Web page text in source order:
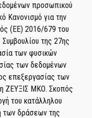
προσωπικού
Κανονισμό για την
(ΕΕ) 2016/679 του
της 27ης
των φυσικών
των δεδομένων
επεξεργασίας των
ΖΕΥΞΙΣ ΜΚΟ. Σκοπός
του κατάλληλου
των δράσεων της